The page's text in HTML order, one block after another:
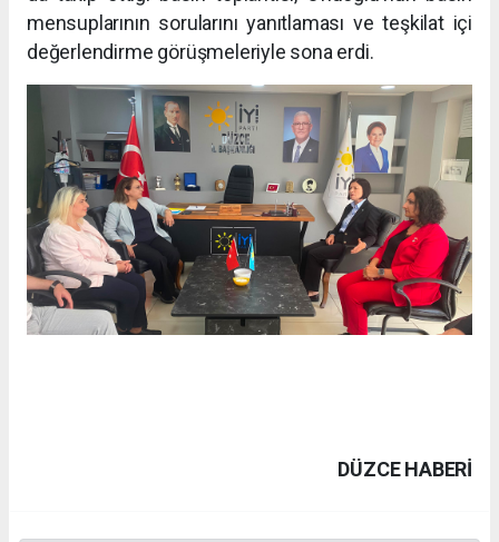
mensuplarının sorularını yanıtlaması ve teşkilat içi
değerlendirme görüşmeleriyle sona erdi.
DÜZCE HABERİ